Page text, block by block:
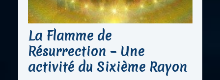
La Flamme de
Résurrection – Une
activité du Sixième Rayon